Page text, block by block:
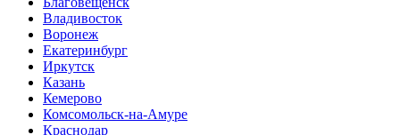
Владивосток
Воронеж
Екатеринбург
Иркутск
Казань
Кемерово
Комсомольск-на-Амуре
Краснодар